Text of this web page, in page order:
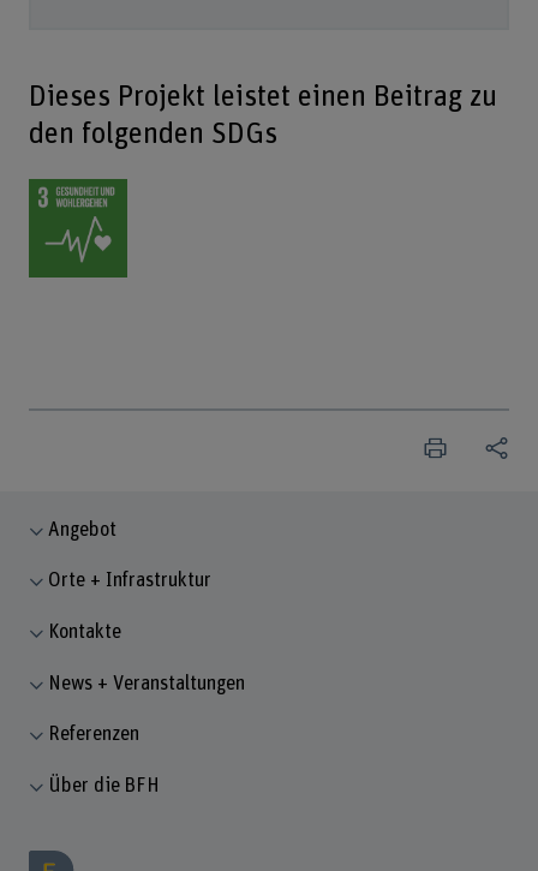
Dieses Projekt leistet einen Beitrag zu
den folgenden SDGs
Angebot
Orte + Infrastruktur
Kontakte
News + Veranstaltungen
Referenzen
Über die BFH